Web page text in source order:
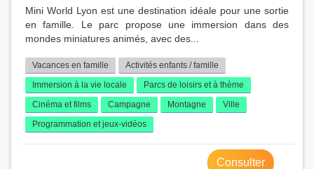
Mini World Lyon est une destination idéale pour une sortie
en famille. Le parc propose une immersion dans des
mondes miniatures animés, avec des...
Vacances en famille
Activités enfants / famille
Immersion à la vie locale
Parcs de loisirs et à thème
Cinéma et films
Campagne Montagne
Ville
Programmation et jeux-vidéos
Consulter